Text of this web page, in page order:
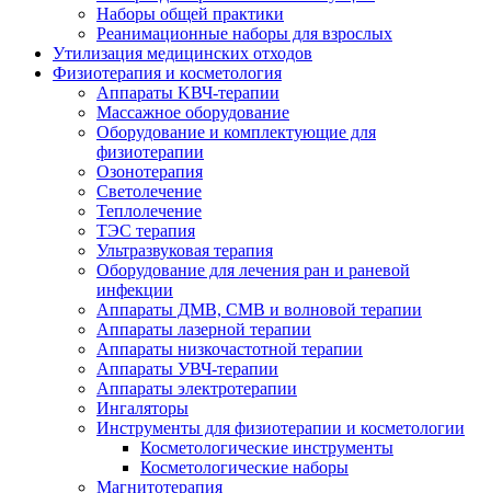
Наборы общей практики
Реанимационные наборы для взрослых
Утилизация медицинских отходов
Физиотерапия и косметология
Аппараты KВЧ-терапии
Массажное оборудование
Оборудование и комплектующие для
физиотерапии
Озонотерапия
Светолечение
Теплолечение
ТЭС терапия
Ультразвуковая терапия
Оборудование для лечения ран и раневой
инфекции
Аппараты ДМВ, СМВ и волновой терапии
Аппараты лазерной терапии
Аппараты низкочастотной терапии
Аппараты УВЧ-терапии
Аппараты электротерапии
Ингаляторы
Инструменты для физиотерапии и косметологии
Косметологические инструменты
Косметологические наборы
Магнитотерапия